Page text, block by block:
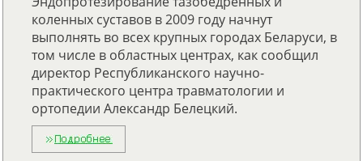
коленных суставов в 2009 году начнут
выполнять во всех крупных городах Беларуси, в
том числе в областных центрах, как сообщил
директор Республиканского научно-
практического центра травматологии и
ортопедии Александр Белецкий.